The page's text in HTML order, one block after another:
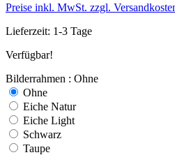
Preise inkl. MwSt. zzgl.
Lieferzeit: 1-3 Tage
Verfügbar!
Bilderrahmen : Ohne
Ohne
Eiche Natur
Eiche Light
Schwarz
Taupe